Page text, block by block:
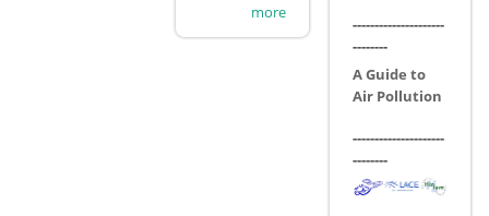
more
---------------------
--------
A Guide to
Air Pollution
---------------------
--------